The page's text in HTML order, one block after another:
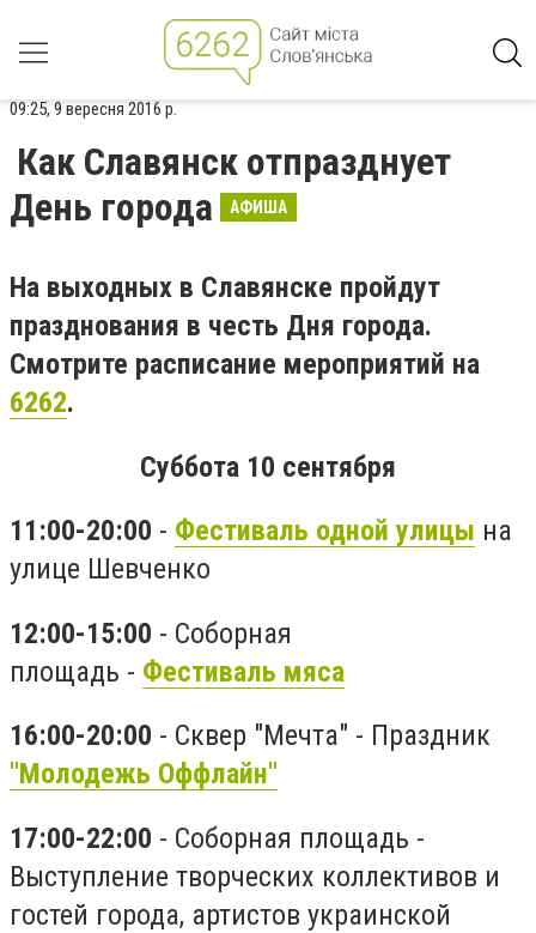
09:25, 9 вересня 2016 р.
Как Славянск отпразднует
День города
АФИША
На выходных в Славянске пройдут
празднования в честь Дня города.
Смотрите расписание мероприятий на
6262.
Суббота 10 сентября
11:00-20:00 - Фестиваль одной улицы на
улице Шевченко
12:00-15:00 - Соборная
площадь - Фестиваль мяса
16:00-20:00 - Сквер "Мечта" - Праздник
"Молодежь Оффлайн"
17:00-22:00 - Соборная площадь -
Выступление творческих коллективов и
гостей города, артистов украинской